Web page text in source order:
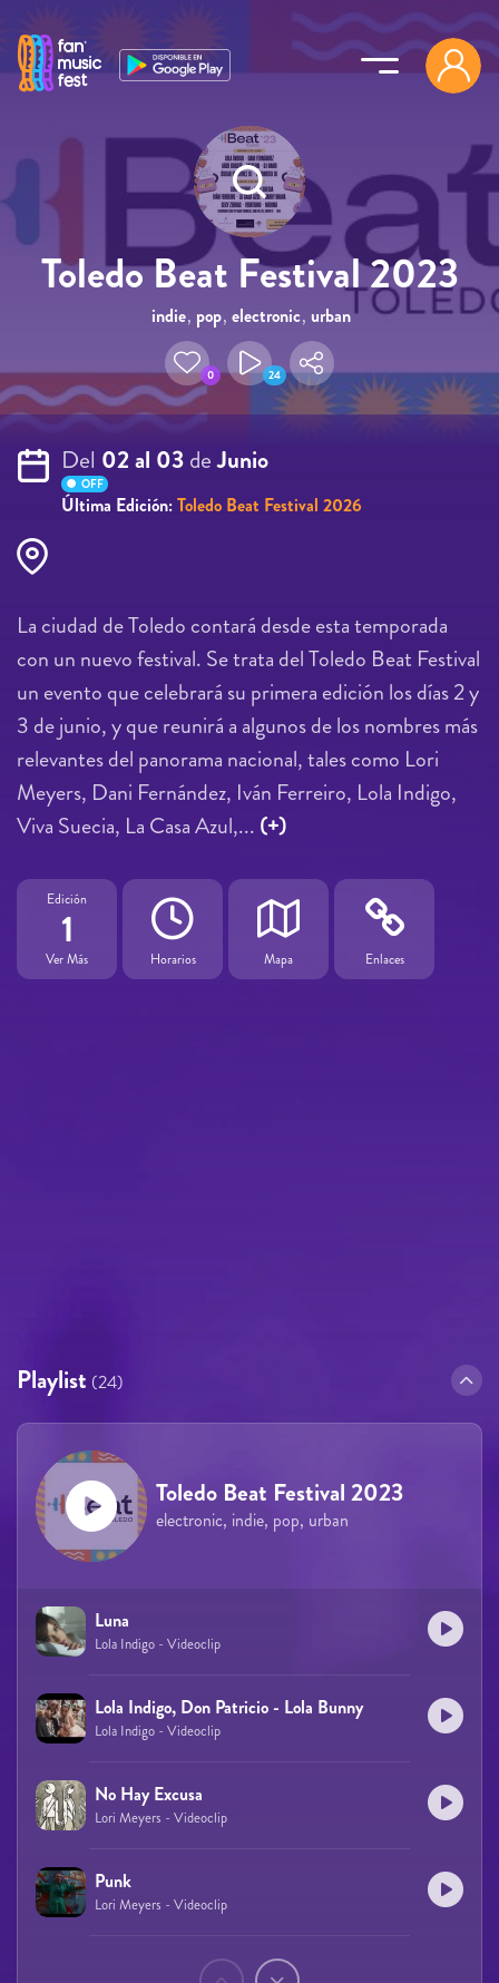
Toledo Beat Festival 2023
indie, pop, electronic, urban
0 24
Del 02 al 03deJunio
OFF
Última Edición:Toledo Beat Festival 2026
La ciudad de Toledo contará desde esta temporada
con un nuevo festival. Se trata del Toledo Beat Festival
un evento que celebrará su primera edición los días 2 y
3 de junio, y que reunirá a algunos de los nombres más
relevantes del panorama nacional, tales como Lori
Meyers, Dani Fernández, Iván Ferreiro, Lola Indigo,
Viva Suecia, La Casa Azul,... (+)
Edición
1
Ver Más Horarios Mapa Enlaces
Playlist (24)
Toledo Beat Festival 2023
electronic, indie, pop, urban
Luna
Lola Indigo - Videoclip
Lola Indigo, Don Patricio - Lola Bunny
Lola Indigo - Videoclip
No Hay Excusa
Lori Meyers - Videoclip
Punk
Lori Meyers - Videoclip